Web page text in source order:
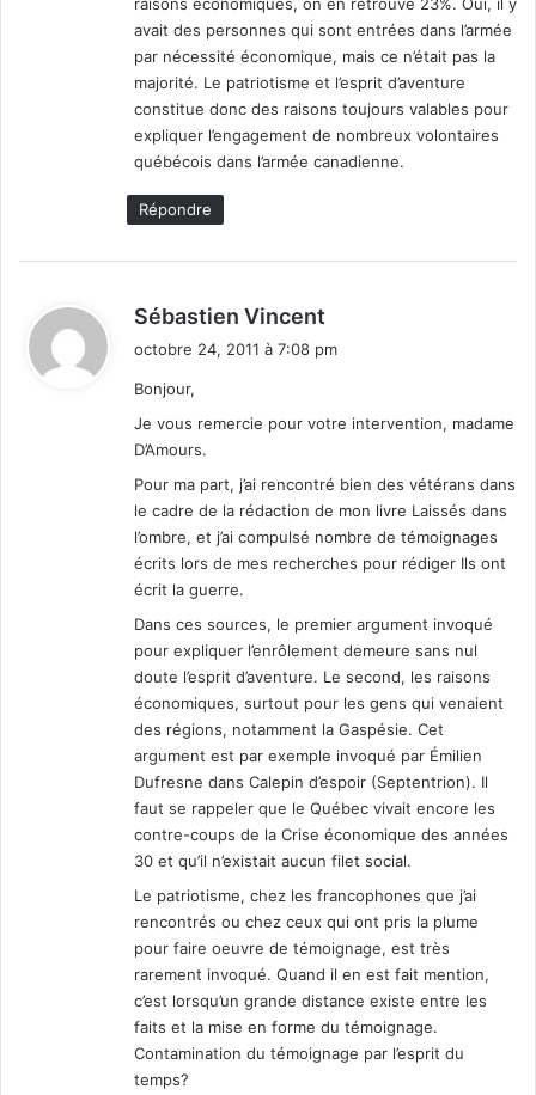
avait des personnes qui sont entrées dans l’armée
par nécessité économique, mais ce n’était pas la
majorité. Le patriotisme et l’esprit d’aventure
constitue donc des raisons toujours valables pour
expliquer l’engagement de nombreux volontaires
québécois dans l’armée canadienne.
Répondre
Sébastien Vincent
:
octobre 24, 2011 à 7:08 pm
Bonjour,
Je vous remercie pour votre intervention, madame
D’Amours.
Pour ma part, j’ai rencontré bien des vétérans dans
le cadre de la rédaction de mon livre Laissés dans
l’ombre, et j’ai compulsé nombre de témoignages
écrits lors de mes recherches pour rédiger Ils ont
écrit la guerre.
Dans ces sources, le premier argument invoqué
pour expliquer l’enrôlement demeure sans nul
doute l’esprit d’aventure. Le second, les raisons
économiques, surtout pour les gens qui venaient
des régions, notamment la Gaspésie. Cet
argument est par exemple invoqué par Émilien
Dufresne dans Calepin d’espoir (Septentrion). Il
faut se rappeler que le Québec vivait encore les
contre-coups de la Crise économique des années
30 et qu’il n’existait aucun filet social.
Le patriotisme, chez les francophones que j’ai
rencontrés ou chez ceux qui ont pris la plume
pour faire oeuvre de témoignage, est très
rarement invoqué. Quand il en est fait mention,
c’est lorsqu’un grande distance existe entre les
faits et la mise en forme du témoignage.
Contamination du témoignage par l’esprit du
temps?